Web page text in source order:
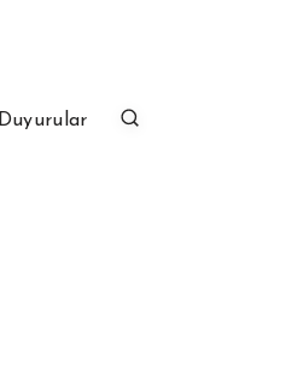
Duyurular